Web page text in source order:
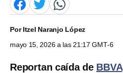
PorItzel Naranjo López
mayo 15, 2026 a las 21:17 GMT-6
Reportan caída de BBVA